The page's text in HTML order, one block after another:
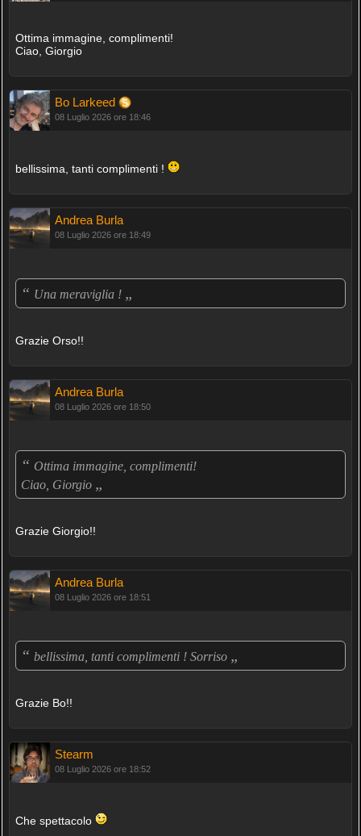
Ottima immagine, complimenti!
Ciao, Giorgio
Bo Larkeed
08 Luglio 2026 ore 18:46
bellissima, tanti complimenti !
Andrea Burla
08 Luglio 2026 ore 18:49
“ Una meraviglia ! „
Grazie Orso!!
Andrea Burla
08 Luglio 2026 ore 18:50
“ Ottima immagine, complimenti!
Ciao, Giorgio „
Grazie Giorgio!!
Andrea Burla
08 Luglio 2026 ore 18:51
“ bellissima, tanti complimenti ! Sorriso „
Grazie Bo!!
Stearm
08 Luglio 2026 ore 18:52
Che spettacolo